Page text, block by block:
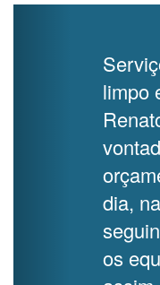
limpo
dia,
os